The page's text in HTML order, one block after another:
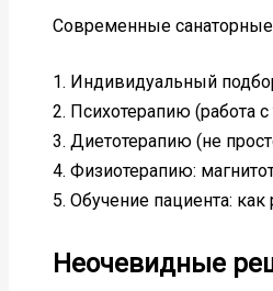
Современные
1. Индивидуальный
2. Психотерапию (работа
3. Диетотерапию (не
4. Физиотерапию:
5. Обучение пациента:
Неочевидные